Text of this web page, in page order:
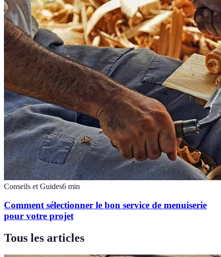
Conseils et Guides6 min
Comment sélectionner le bon service de menuiserie
pour votre projet
Tous les articles